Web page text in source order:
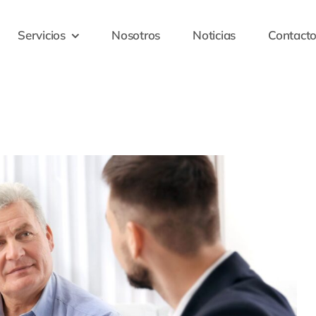
Servicios Nosotros Noticias Contacto